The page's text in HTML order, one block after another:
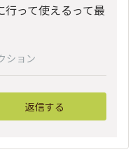
って使えるって最
ション
返信する